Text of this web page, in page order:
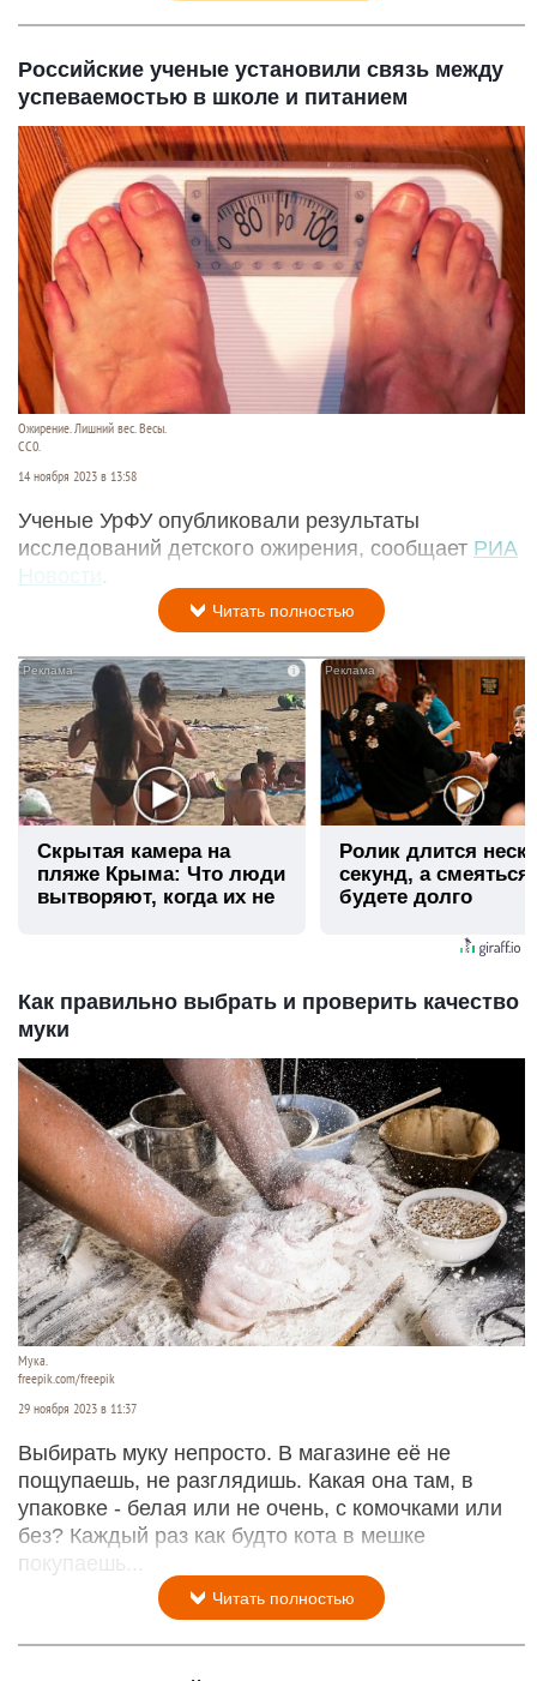
Российские ученые установили связь между
успеваемостью в школе и питанием
Ожирение. Лишний вес. Весы.
СС0.
14 ноября 2023 в 13:58
Ученые УрФУ опубликовали результаты
исследований детского ожирения, сообщает РИА
Новости
Читать полностью
i
Скрытая камера на
пляже Крыма: Что люди
вытворяют, когда их не
Ролик длится
секунд, а
будете долго
Как правильно выбрать и проверить качество
муки
Мука.
freepik.com/freepik
29 ноября 2023 в 11:37
Выбирать муку непросто. В магазине её не
пощупаешь, не разглядишь. Какая она там, в
упаковке - белая или не очень, с комочками или
без? Каждый раз как будто кота в мешке
покупаешь...
Читать полностью